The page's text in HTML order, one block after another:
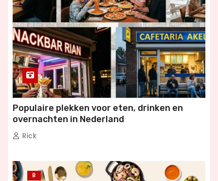
Populaire plekken voor eten, drinken en
overnachten in Nederland
Rick
B